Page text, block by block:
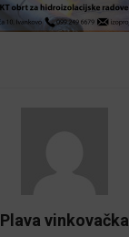
Plava vinkovačka